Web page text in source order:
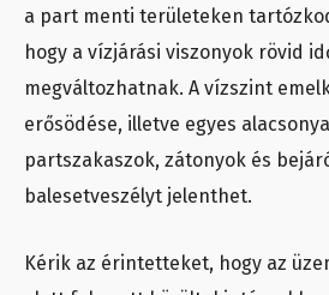
a part menti területeken
hogy a vízjárási viszonyok rövid
megváltozhatnak. A vízszint
erősödése, illetve egyes
partszakaszok, zátonyok és
balesetveszélyt jelenthet.
Kérik az érintetteket, hogy az